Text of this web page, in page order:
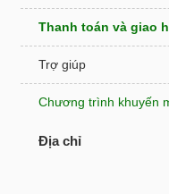
Thanh toán và giao
Trợ giúp
Chương trình khuyến
Địa chỉ